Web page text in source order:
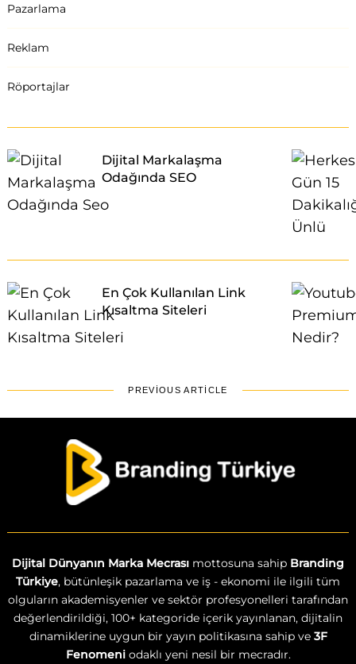
Pazarlama
Reklam
Röportajlar
Dijital Markalaşma
Odağında SEO
En Çok Kullanılan Link
Kısaltma Siteleri
PREVIOUS ARTICLE
Dijital Dünyanın Marka Mecrası mottosuna sahip Branding
Türkiye, bütünleşik pazarlama ve iş - ekonomi ile ilgili tüm
olguların akademisyenler ve sektör profesyonelleri tarafından
değerlendirildiği, 100+ kategoride içerik yayınlanan, dijitalin
dinamiklerine uygun bir yayın politikasına sahip ve 3F
Fenomeni odaklı yeni nesil bir mecradır.